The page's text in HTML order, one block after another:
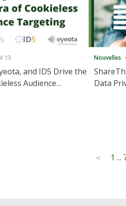
13
and ID5 Drive the
Audience
Nouvelles
Data
< 1 ...